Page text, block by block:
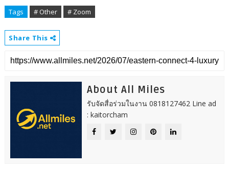
Tags # Other # Zoom
Share This
About All Miles
รับจัดสื่อร่วมในงาน 0818127462 Line ad
: kaitorcham